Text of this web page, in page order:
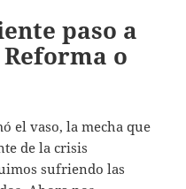
paso a
o
el vaso, la mecha que
de la crisis
sufriendo las